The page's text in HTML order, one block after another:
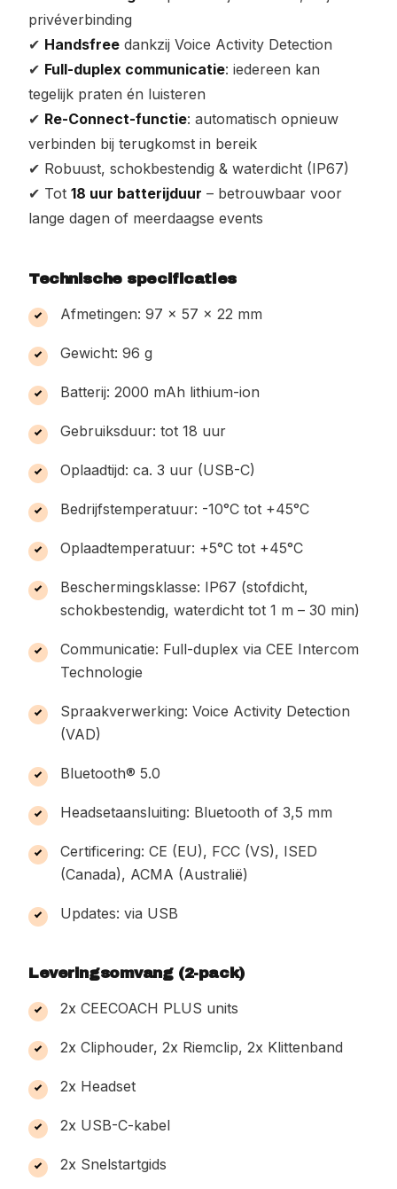
privéverbinding
✔ Handsfree dankzij Voice Activity Detection
✔ Full-duplex communicatie: iedereen kan
tegelijk praten én luisteren
✔ Re-Connect-functie: automatisch opnieuw
verbinden bij terugkomst in bereik
✔ Robuust, schokbestendig & waterdicht (IP67)
✔ Tot 18 uur batterijduur – betrouwbaar voor
lange dagen of meerdaagse events
Technische specificaties
Afmetingen: 97 x 57 x 22 mm
Gewicht: 96 g
Batterij: 2000 mAh lithium-ion
Gebruiksduur: tot 18 uur
Oplaadtijd: ca. 3 uur (USB-C)
Bedrijfstemperatuur: -10°C tot +45°C
Oplaadtemperatuur: +5°C tot +45°C
Beschermingsklasse: IP67 (stofdicht,
schokbestendig, waterdicht tot 1 m – 30 min)
Communicatie: Full-duplex via CEE Intercom
Technologie
Spraakverwerking: Voice Activity Detection
(VAD)
Bluetooth® 5.0
Headsetaansluiting: Bluetooth of 3,5 mm
Certificering: CE (EU), FCC (VS), ISED
(Canada), ACMA (Australië)
Updates: via USB
Leveringsomvang (2-pack)
2x CEECOACH PLUS units
2x Cliphouder, 2x Riemclip, 2x Klittenband
2x Headset
2x USB-C-kabel
2x Snelstartgids